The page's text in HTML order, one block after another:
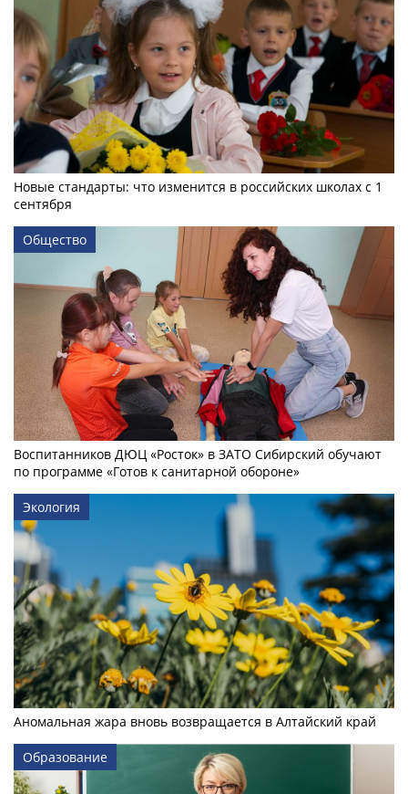
Новые стандарты: что изменится в российских школах с 1
сентября
Общество
Воспитанников ДЮЦ «Росток» в ЗАТО Сибирский обучают
по программе «Готов к санитарной обороне»
Экология
Аномальная жара вновь возвращается в Алтайский край
Образование